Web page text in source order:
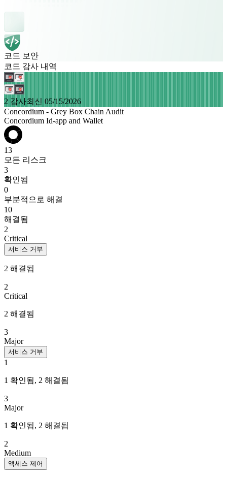
코드 보안
코드 감사 내역
2 감사최신 05/15/2026
Concordium - Grey Box Chain Audit
Concordium Id-app and Wallet
13
모든 리스크
3
확인됨
0
부분적으로 해결
10
해결됨
2
Critical
서비스 거부
2 해결됨
2
Critical
2 해결됨
3
Major
서비스 거부
1
1 확인됨, 2 해결됨
3
Major
1 확인됨, 2 해결됨
2
Medium
액세스 제어